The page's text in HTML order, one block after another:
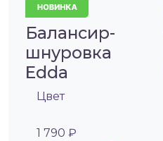
Балансир-
шнуровка
Edda
Цвет
1 790 ₽